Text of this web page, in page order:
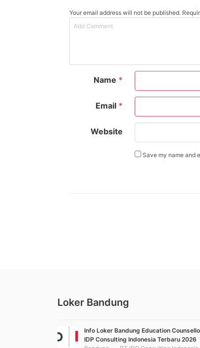
Your email address will not be published.
Name *
Email *
Website
Save my name and
Loker Bandung
Info Loker Bandung Education
IDP Consulting Indonesia Terbaru 2026